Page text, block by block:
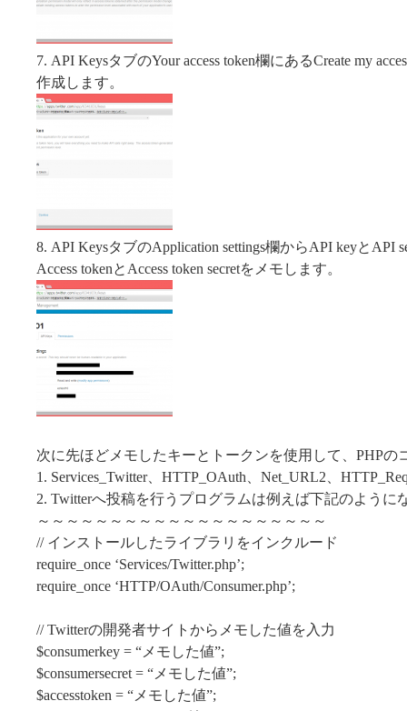
7. API KeysタブのYour access token欄にあるCreate my
作成します。
8. API KeysタブのApplication settings欄からAPI keyとAPI
Access tokenとAccess token secretをメモします。
次に先ほどメモしたキーとトークンを使用して、PHPの
1. Services_Twitter、HTTP_OAuth、Net_URL2、
2. Twitterへ投稿を行うプログラムは例えば下記のように
～～～～～～～～～～～～～～～～～～～～
// インストールしたライブラリをインクルード
require_once ‘Services/Twitter.php’;
require_once ‘HTTP/OAuth/Consumer.php’;
// Twitterの開発者サイトからメモした値を入力
$consumerkey = “メモした値”;
$consumersecret = “メモした値”;
$accesstoken = “メモした値”;